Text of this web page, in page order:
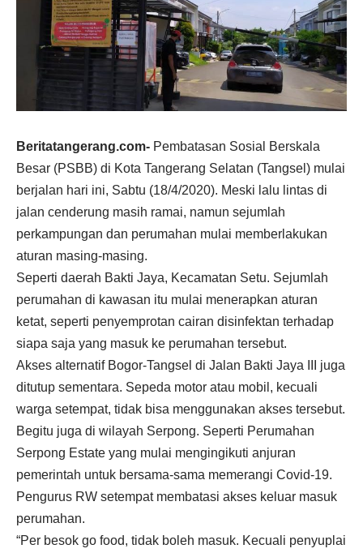
Beritatangerang.com- Pembatasan Sosial Berskala
Besar (PSBB) di Kota Tangerang Selatan (Tangsel) mulai
berjalan hari ini, Sabtu (18/4/2020). Meski lalu lintas di
jalan cenderung masih ramai, namun sejumlah
perkampungan dan perumahan mulai memberlakukan
aturan masing-masing.
Seperti daerah Bakti Jaya, Kecamatan Setu. Sejumlah
perumahan di kawasan itu mulai menerapkan aturan
ketat, seperti penyemprotan cairan disinfektan terhadap
siapa saja yang masuk ke perumahan tersebut.
Akses alternatif Bogor-Tangsel di Jalan Bakti Jaya III juga
ditutup sementara. Sepeda motor atau mobil, kecuali
warga setempat, tidak bisa menggunakan akses tersebut.
Begitu juga di wilayah Serpong. Seperti Perumahan
Serpong Estate yang mulai mengingikuti anjuran
pemerintah untuk bersama-sama memerangi Covid-19.
Pengurus RW setempat membatasi akses keluar masuk
perumahan.
“Per besok go food, tidak boleh masuk. Kecuali penyuplai